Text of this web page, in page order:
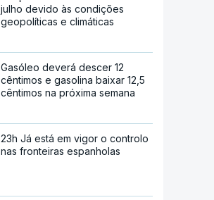
julho devido às condições
geopolíticas e climáticas
Gasóleo deverá descer 12
cêntimos e gasolina baixar 12,5
cêntimos na próxima semana
23h Já está em vigor o controlo
nas fronteiras espanholas